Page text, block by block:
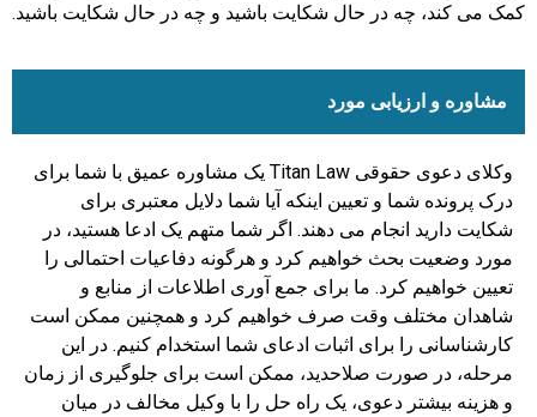
کمک می کند، چه در حال شکایت باشید و چه در حال شکایت باشید.
مشاوره و ارزیابی مورد
وکلای دعوی حقوقی Titan Law یک مشاوره عمیق با شما برای
درک پرونده شما و تعیین اینکه آیا شما دلایل معتبری برای
شکایت دارید انجام می دهند. اگر شما متهم یک ادعا هستید، در
مورد وضعیت بحث خواهیم کرد و هرگونه دفاعیات احتمالی را
تعیین خواهیم کرد. ما برای جمع آوری اطلاعات از منابع و
شاهدان مختلف وقت صرف خواهیم کرد و همچنین ممکن است
کارشناسانی را برای اثبات ادعای شما استخدام کنیم. در این
مرحله، در صورت صلاحدید، ممکن است برای جلوگیری از زمان
و هزینه بیشتر دعوی، یک راه حل را با وکیل مخالف در میان